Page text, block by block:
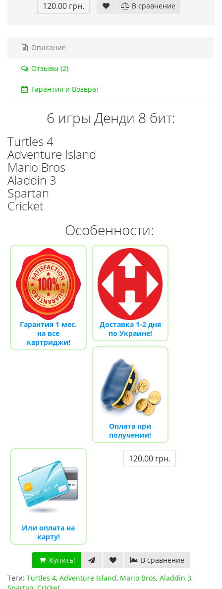
120.00 грн. В сравнение
Описание
Отзывы (2)
Гарантия и Возврат
6 игры Денди 8 бит:
Turtles 4
Adventure Island
Mario Bros
Aladdin 3
Spartan
Cricket
Особенности:
Гарантия 1 мес.
на все
картриджи!
Доставка 1-2 дня
по Украине!
Оплата при
получении!
Или оплата на
карту!
120.00 грн.
Купить!
В сравнение
Теги: Turtles 4, Adventure Island, Mario Bros, Aladdin 3,